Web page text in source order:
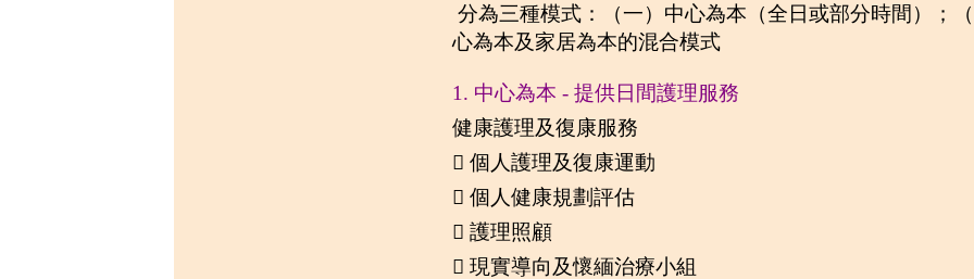
分為三種模式：（一）中心為本（全日或部分時間）；
心為本及家居為本的混合模式
1. 中心為本 - 提供日間護理服務
健康護理及復康服務
 個人護理及復康運動
 個人健康規劃評估
 護理照顧
 現實導向及懷緬治療小組